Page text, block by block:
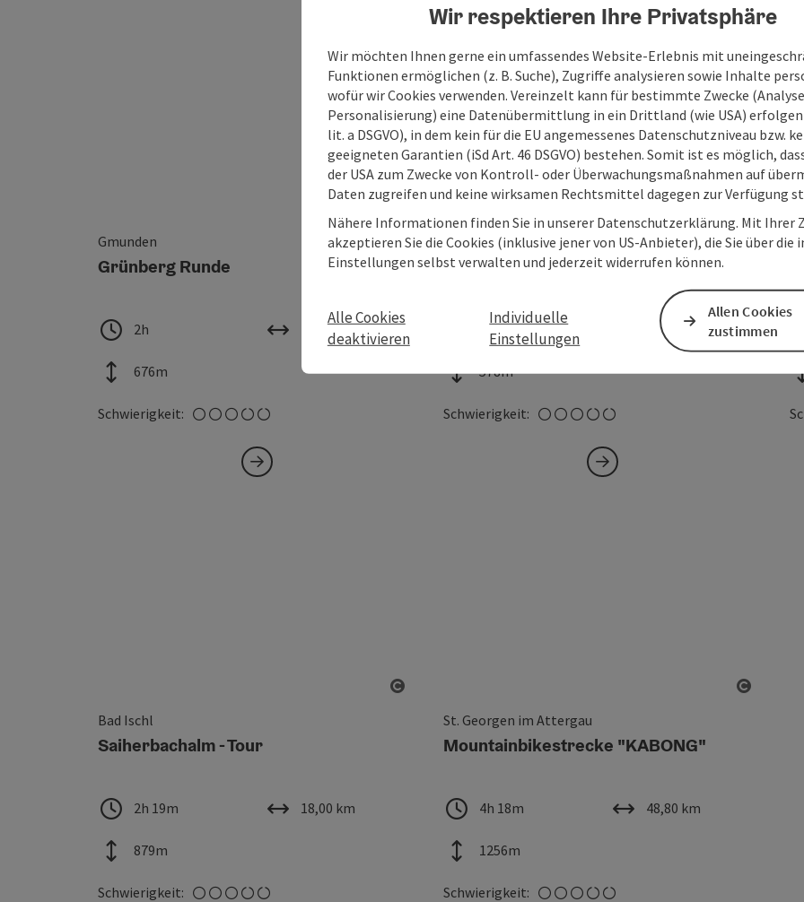
Copyright öffnen
Gmunden
Grünberg Runde
Dauer 2h
Höhenmeter
676m
Länge 16,40 km
Schwierigkeit: mittel
Weyregg am Attersee
Krahberg- Mountainbikestrecke
3h
Höhenmeter
578m
29,10 km
Schwierigkeit: mittel
Bad Ischl
Saiherbachalm - Tour
Dauer 2h 19m
Höhenmeter
879m
Länge 18,00 km
Schwierigkeit: mittel
St. Georgen im Attergau
Mountainbikestrecke "KABONG"
Dauer 4h 18m
Höhenmeter
1256m
Länge 48,80 km
Schwierigkeit: mittel
Wir respektieren Ihre Privatsphäre
Wir möchten Ihnen gerne ein umfassendes Website-Erlebnis mit
Funktionen ermöglichen (z. B. Suche), Zugriffe analysieren sowie Inhalte
wofür wir Cookies verwenden. Vereinzelt kann für bestimmte Zwecke
Personalisierung) eine Datenübermittlung in ein Drittland (wie USA) erfolgen
lit. a DSGVO), in dem kein für die EU angemessenes Datenschutzniveau bzw.
geeigneten Garantien (iSd Art. 46 DSGVO) bestehen. Somit ist es möglich,
der USA zum Zwecke von Kontroll- oder Überwachungsmaßnahmen auf
Daten zugreifen und keine wirksamen Rechtsmittel dagegen zur Verfügung
Nähere Informationen finden Sie in unserer Datenschutzerklärung. Mit Ihrer
akzeptieren Sie die Cookies (inklusive jener von US-Anbieter), die Sie über die
Einstellungen selbst verwalten und jederzeit widerrufen können.
Alle Cookies
deaktivieren
Individuelle
Einstellungen
Allen Cookies
zustimmen